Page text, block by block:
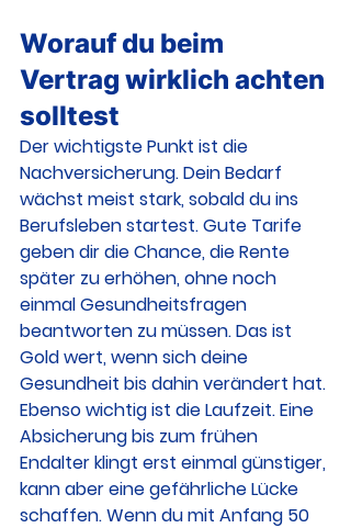
Worauf du beim
Vertrag wirklich achten
solltest
Der wichtigste Punkt ist die
Nachversicherung. Dein Bedarf
wächst meist stark, sobald du ins
Berufsleben startest. Gute Tarife
geben dir die Chance, die Rente
später zu erhöhen, ohne noch
einmal Gesundheitsfragen
beantworten zu müssen. Das ist
Gold wert, wenn sich deine
Gesundheit bis dahin verändert hat.
Ebenso wichtig ist die Laufzeit. Eine
Absicherung bis zum frühen
Endalter klingt erst einmal günstiger,
kann aber eine gefährliche Lücke
schaffen. Wenn du mit Anfang 50